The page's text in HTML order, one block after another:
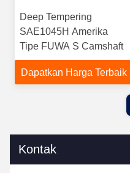
Deep Tempering
SAE1045H Amerika
Tipe FUWA S Camshaft
Dapatkan Harga Terbaik
Kontak